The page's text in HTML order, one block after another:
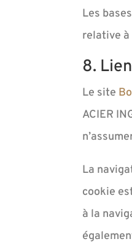
Les
relative à
8.
Le site
ACIER
La
cookie
à la